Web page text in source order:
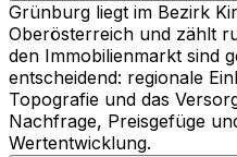
Grünburg liegt im Bezirk
Oberösterreich und zählt
den Immobilienmarkt sind
entscheidend: regionale
Topografie und das
Nachfrage, Preisgefüge
Wertentwicklung.